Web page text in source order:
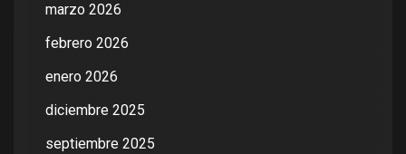
marzo 2026
febrero 2026
enero 2026
diciembre 2025
septiembre 2025